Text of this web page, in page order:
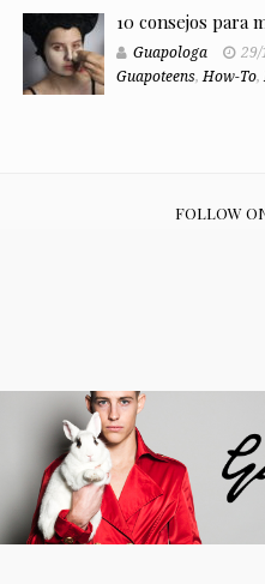
10 consejos para
Guapologa 29/
Guapoteens,How-To,
FOLLOW